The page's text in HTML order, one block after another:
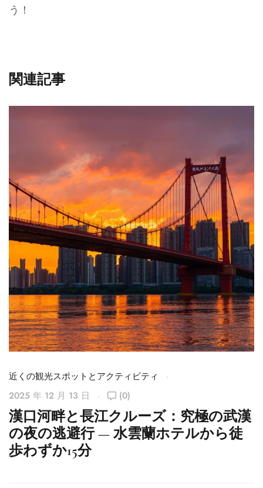
う！
関連記事
近くの観光スポットとアクティビティ
2025 年 12 月 13 日
(0)
漢口河畔と長江クルーズ：究極の武漢
の夜の逃避行 — 水雲蘭ホテルから徒
歩わずか15分